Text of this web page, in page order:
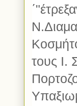
τους Ι.